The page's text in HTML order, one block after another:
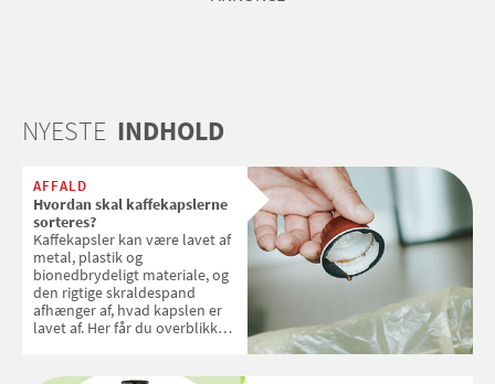
NYESTE INDHOLD
AFFALD
Hvordan skal kaffekapslerne
sorteres?
Kaffekapsler kan være lavet af
metal, plastik og
bionedbrydeligt materiale, og
den rigtige skraldespand
afhænger af, hvad kapslen er
lavet af. Her får du overblikket